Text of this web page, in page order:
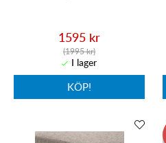
1595 kr
(1995 kr)
KÖP!